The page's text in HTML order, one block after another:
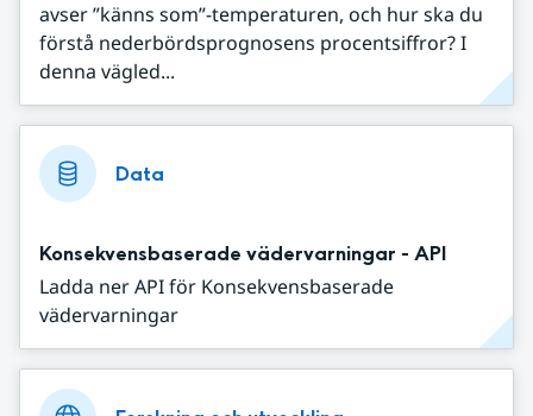
avser ”känns som”-temperaturen, och hur ska du
förstå nederbördsprognosens procentsiffror? I
denna vägled...
Data
Konsekvensbaserade vädervarningar - API
Ladda ner API för Konsekvensbaserade
vädervarningar